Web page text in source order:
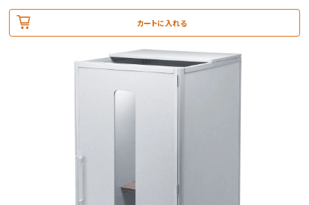
カートに入れる